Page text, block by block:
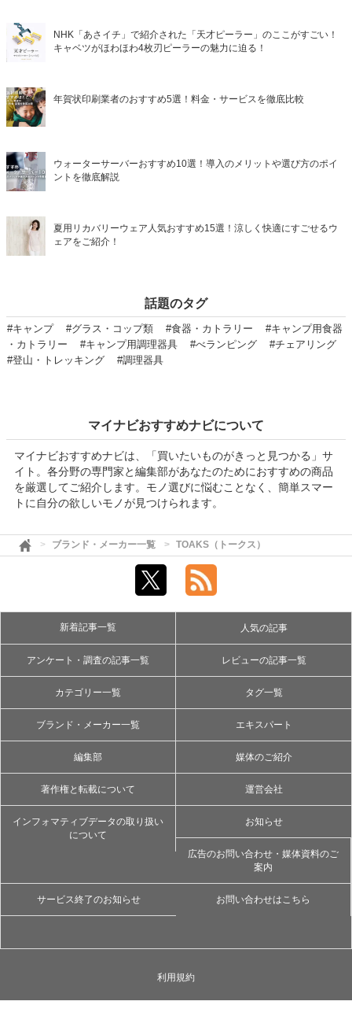
NHK「あさイチ」で紹介された「天才ピーラー」のここがすごい！
キャベツがほわほわ4枚刃ピーラーの魅力に迫る！
年賀状印刷業者のおすすめ5選！料金・サービスを徹底比較
ウォーターサーバーおすすめ10選！導入のメリットや選び方のポイ
ントを徹底解説
夏用リカバリーウェア人気おすすめ15選！涼しく快適にすごせるウ
ェアをご紹介！
話題のタグ
#キャンプ #グラス・コップ類 #食器・カトラリー
#キャンプ用食器
・カトラリー
#キャンプ用調理器具 #べランピング
#チェアリング
#登山・トレッキング
#調理器具
マイナビおすすめナビについて
マイナビおすすめナビは、「買いたいものがきっと見つかる」サ
イト。各分野の専門家と編集部があなたのためにおすすめの商品
を厳選してご紹介します。モノ選びに悩むことなく、簡単スマー
トに自分の欲しいモノが見つけられます。
ブランド・メーカー一覧 TOAKS（トークス）
新着記事一覧 人気の記事
アンケート・調査の記事一覧 レビューの記事一覧
カテゴリー一覧 タグ一覧
ブランド・メーカー一覧 エキスパート
編集部 媒体のご紹介
著作権と転載について 運営会社
インフォマティブデータの取り扱い
について
お知らせ
広告のお問い合わせ・媒体資料のご
案内
サービス終了のお知らせ お問い合わせはこちら
利用規約